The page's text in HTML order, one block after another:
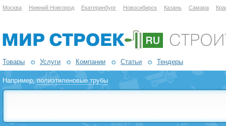
Москва Нижний Новгород Екатеринбург Новосибирск Казань Самара
Товары Услуги Компании Статьи Тендеры
Например,полиэтиленовые трубы